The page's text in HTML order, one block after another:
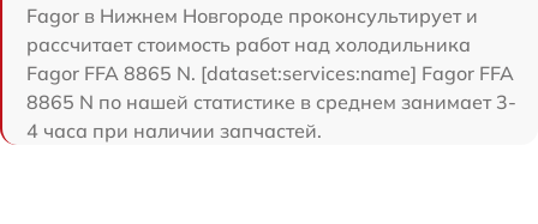
Fagor в Нижнем Новгороде проконсультирует и
рассчитает стоимость работ над холодильника
Fagor FFA 8865 N. [dataset:services:name] Fagor FFA
8865 N по нашей статистике в среднем занимает 3-
4 часа при наличии запчастей.